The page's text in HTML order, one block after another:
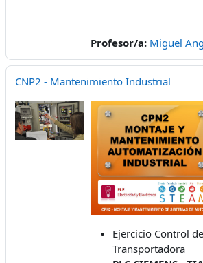
Profesor/a: Miguel
CNP2 - Mantenimiento Industrial
Ejercicio Control
Transportadora